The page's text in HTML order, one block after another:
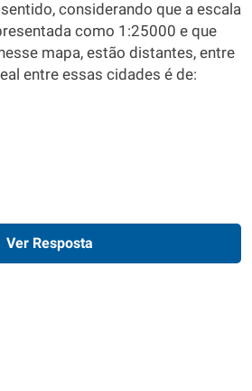
considerando que a escala
como 1:25000 e que
mapa, estão distantes, entre
entre essas cidades é de:
Ver Resposta